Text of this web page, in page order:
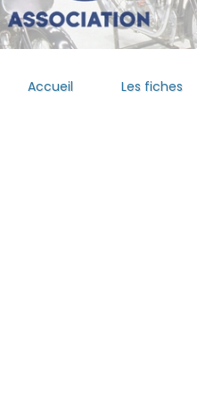
Accueil Les fiches